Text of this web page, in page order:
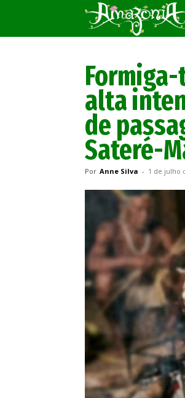
alta
de
Sateré-
Por Anne Silva - 1 de julho